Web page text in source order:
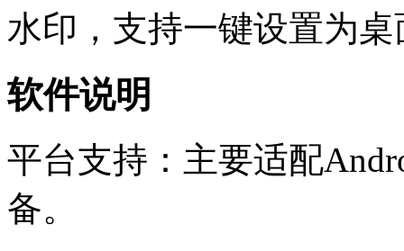
水印，支持一键设置为
软件说明
平台支持：主要适配
备。